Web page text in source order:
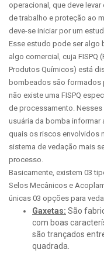
operacional, que deve
de trabalho e proteção ao
deve-se iniciar por um
Esse estudo pode ser
algo comercial, cuja FISPQ
Produtos Químicos) está
bombeados são formados
não existe uma FISPQ
de processamento.
usuária da bomba
quais os riscos envolvidos
sistema de vedação mais
processo.
Basicamente, existem 03
Selos Mecânicos e
únicas 03 opções para
Gaxetas: São
com boas
são trançados
quadrada.